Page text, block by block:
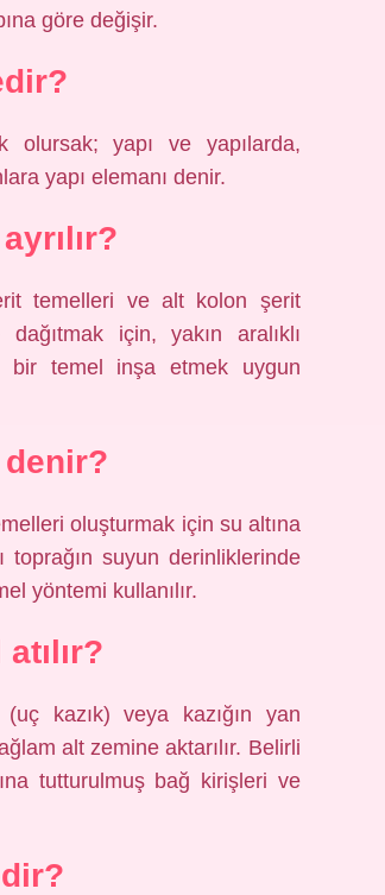
göre değişir.
olursak; yapı ve yapılarda,
yapı elemanı denir.
temelleri ve alt kolon şerit
için, yakın aralıklı
bir temel inşa etmek uygun
oluşturmak için su altına
suyun derinliklerinde
yöntemi kullanılır.
kazık) veya kazığın yan
alt zemine aktarılır. Belirli
tutturulmuş bağ kirişleri ve